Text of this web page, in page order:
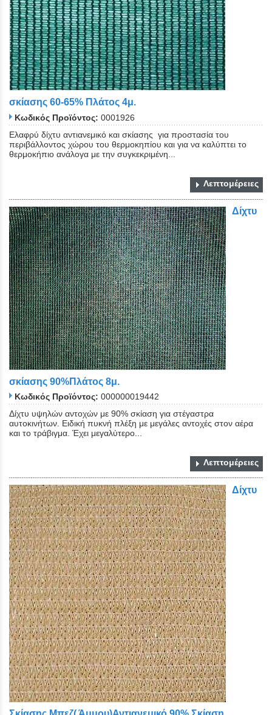
σκίασης 60-65% Πλάτος 4μ.
Κωδικός Προϊόντος: 0001926
Ελαφρύ δίχτυ αντιανεμικό και σκίασης για προστασία του
περιβάλλοντος χώρου του θερμοκηπίου και για να καλύπτει το
θερμοκήπιο ανάλογα με την συγκεκριμένη...
Λεπτομέρειες
Δίχτυ
σκίασης 90%Πλάτος 8μ.
Κωδικός Προϊόντος: 000000019442
Δίχτυ υψηλών αντοχών με 90% σκίαση για στέγαστρα
αυτοκινήτων. Ειδική πυκνή πλέξη με μεγάλες αντοχές στον αέρα
και το τράβιγμα. Έχει μεγαλύτερο...
Λεπτομέρειες
Δίχτυ